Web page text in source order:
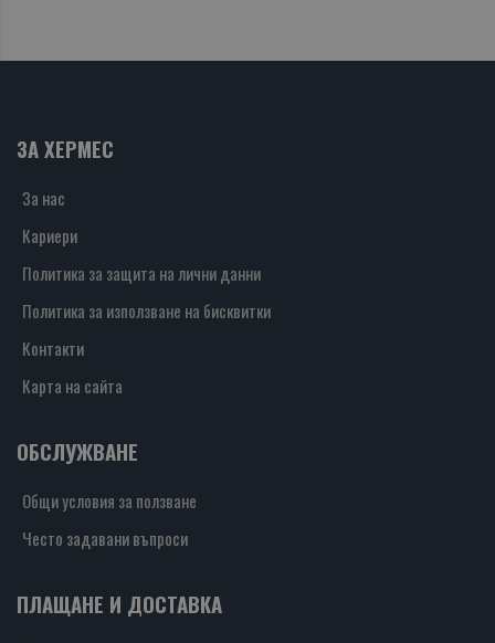
ЗА ХЕРМЕС
За нас
Кариери
Политика за защита на лични данни
Политика за използване на бисквитки
Контакти
Карта на сайта
ОБСЛУЖВАНЕ
Общи условия за ползване
Често задавани въпроси
ПЛАЩАНЕ И ДОСТАВКА